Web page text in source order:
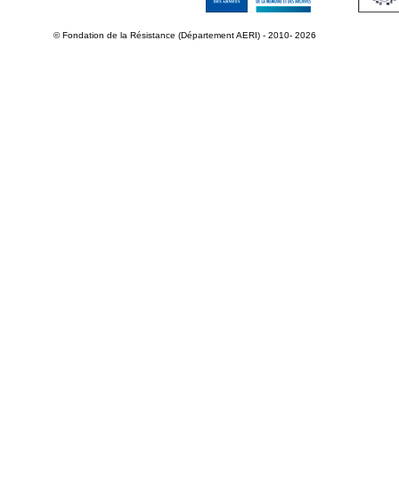
© Fondation de la Résistance (Département AERI) - 2010- 2026